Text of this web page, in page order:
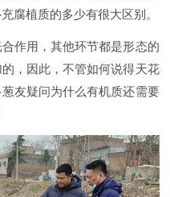
腐植质的多少有很大区别。
作用，其他环节都是形态的
，因此，不管如何说得天花
友疑问为什么有机质还需要